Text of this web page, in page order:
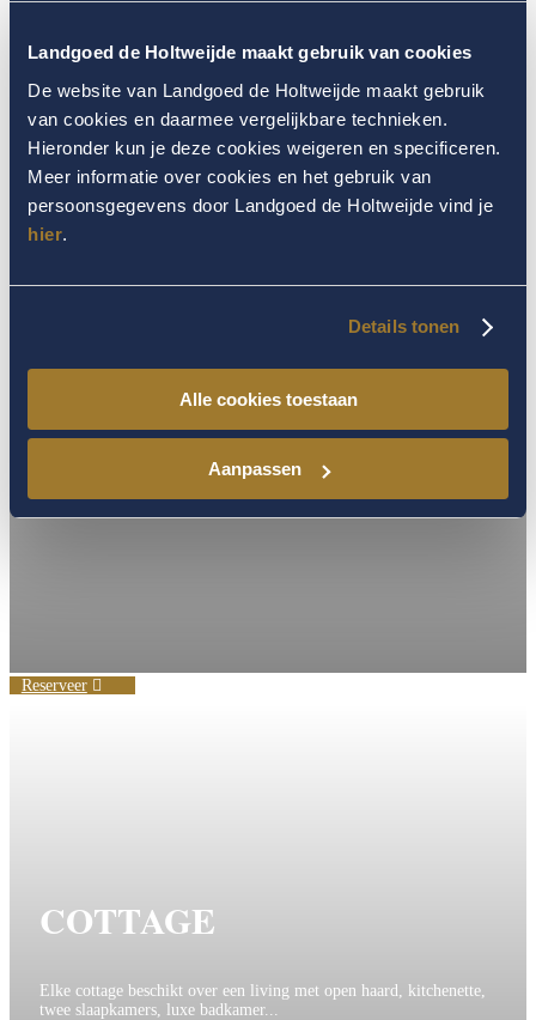
Landgoed de Holtweijde maakt gebruik van cookies
De website van Landgoed de Holtweijde maakt gebruik
van cookies en daarmee vergelijkbare technieken.
Hieronder kun je deze cookies weigeren en specificeren.
Meer informatie over cookies en het gebruik van
persoonsgegevens door Landgoed de Holtweijde vind je
hier.
Details tonen
Alle cookies toestaan
Aanpassen
ROMANTISCH TWENTE
coulissenlandschap staat ”De Bosuil”.
Reserveer
COTTAGE
Elke cottage beschikt over een living met open haard, kitchenette,
twee slaapkamers, luxe badkamer...